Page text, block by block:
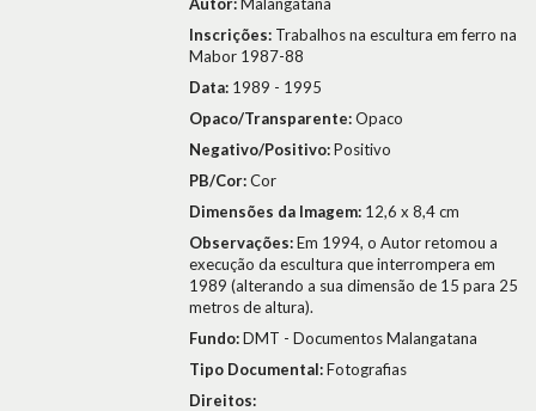
Inscrições: Trabalhos na escultura em ferro na
Mabor 1987-88
Data: 1989 - 1995
Opaco/Transparente:Opaco
Negativo/Positivo:Positivo
PB/Cor:Cor
Dimensões da Imagem: 12,6 x 8,4 cm
Observações:Em 1994, o Autor retomou a
execução da escultura que interrompera em
1989 (alterando a sua dimensão de 15 para 25
metros de altura).
Fundo:DMT - Documentos Malangatana
Tipo Documental:Fotografias
Direitos: